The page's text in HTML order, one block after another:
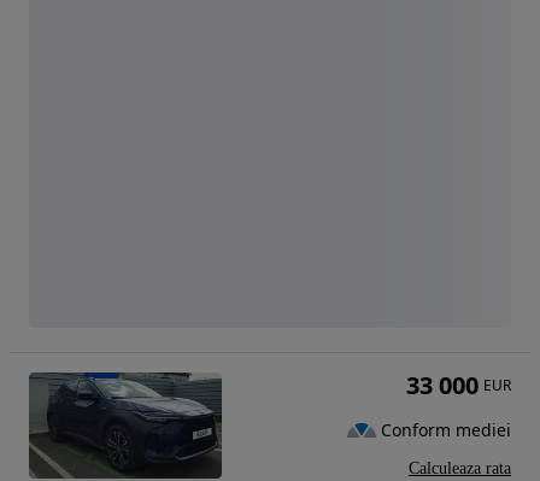
33 000 EUR
Conform mediei
Calculeaza rata